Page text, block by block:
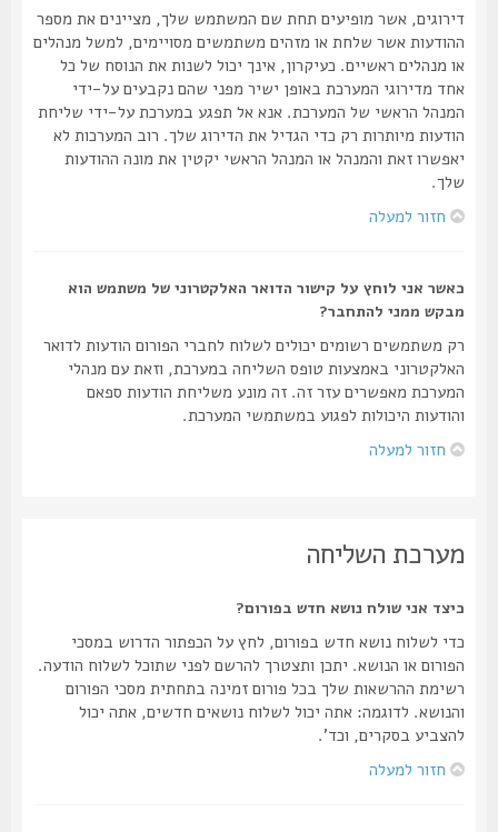
דירוגים, אשר מופיעים תחת שם המשתמש שלך, מציינים את מספר
ההודעות אשר שלחת או מזהים משתמשים מסויימים, למשל מנהלים
או מנהלים ראשיים. כעיקרון, אינך יכול לשנות את הנוסח של כל
אחד מדירוגי המערכת באופן ישיר מפני שהם נקבעים על-ידי
המנהל הראשי של המערכת. אנא אל תפגע במערכת על-ידי שליחת
הודעות מיותרות רק כדי הגדיל את הדירוג שלך. רוב המערכות לא
יאפשרו זאת והמנהל או המנהל הראשי יקטין את מונה ההודעות
חזור למעלה
כאשר אני לוחץ על קישור הדואר האלקטרוני של משתמש הוא
מבקש ממני להתחבר?
רק משתמשים רשומים יכולים לשלוח לחברי הפורום הודעות לדואר
האלקטרוני באמצעות טופס השליחה במערכת, וזאת עם מנהלי
המערכת מאפשרים עזר זה. זה מונע משליחת הודעות ספאם
והודעות היכולות לפגוע במשתמשי המערכת.
חזור למעלה
מערכת השליחה
כיצד אני שולח נושא חדש בפורום?
כדי לשלוח נושא חדש בפורום, לחץ על הכפתור הדרוש במסכי
הפורום או הנושא. יתכן ותצטרך להרשם לפני שתוכל לשלוח הודעה.
רשימת ההרשאות שלך בכל פורום זמינה בתחתית מסכי הפורום
והנושא. לדוגמה: אתה יכול לשלוח נושאים חדשים, אתה יכול
להצביע בסקרים, וכד'.
חזור למעלה